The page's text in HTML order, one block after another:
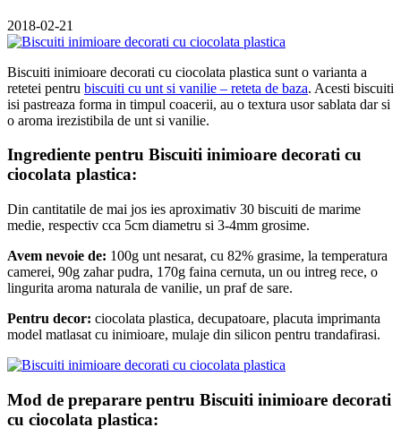
2018-02-21
Biscuiti inimioare decorati cu ciocolata plastica sunt o varianta a
retetei pentru biscuiti cu unt si vanilie – reteta de baza. Acesti biscuiti
isi pastreaza forma in timpul coacerii, au o textura usor sablata dar si
o aroma irezistibila de unt si vanilie.
Ingrediente pentru Biscuiti inimioare decorati cu
ciocolata plastica:
Din cantitatile de mai jos ies aproximativ 30 biscuiti de marime
medie, respectiv cca 5cm diametru si 3-4mm grosime.
Avem nevoie de: 100g unt nesarat, cu 82% grasime, la temperatura
camerei, 90g zahar pudra, 170g faina cernuta, un ou intreg rece, o
lingurita aroma naturala de vanilie, un praf de sare.
Pentru decor: ciocolata plastica, decupatoare, placuta imprimanta
model matlasat cu inimioare, mulaje din silicon pentru trandafirasi.
Mod de preparare pentru Biscuiti inimioare decorati
cu ciocolata plastica: